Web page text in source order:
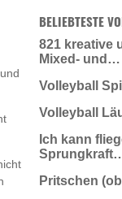
BELIEBTESTE
821 kreative
Mixed- und…
Volleyball
Volleyball
Ich kann
Pritschen